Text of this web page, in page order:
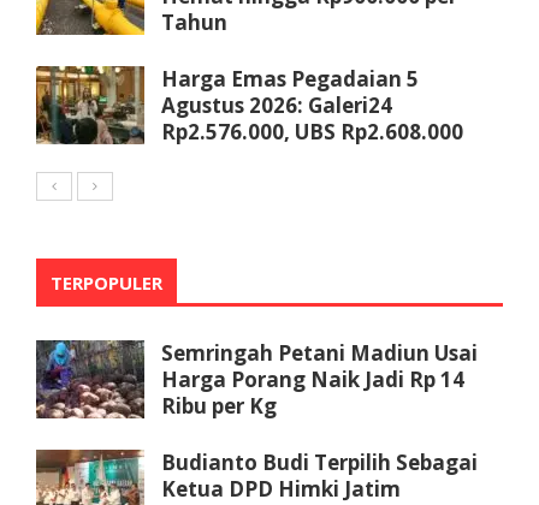
Tahun
Harga Emas Pegadaian 5
Agustus 2026: Galeri24
Rp2.576.000, UBS Rp2.608.000
TERPOPULER
Semringah Petani Madiun Usai
Harga Porang Naik Jadi Rp 14
Ribu per Kg
Budianto Budi Terpilih Sebagai
Ketua DPD Himki Jatim